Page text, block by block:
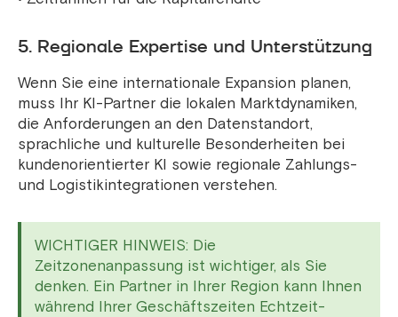
5. Regionale Expertise und Unterstützung
Wenn Sie eine internationale Expansion planen,
muss Ihr KI-Partner die lokalen Marktdynamiken,
die Anforderungen an den Datenstandort,
sprachliche und kulturelle Besonderheiten bei
kundenorientierter KI sowie regionale Zahlungs-
und Logistikintegrationen verstehen.
WICHTIGER HINWEIS: Die
Zeitzonenanpassung ist wichtiger, als Sie
denken. Ein Partner in Ihrer Region kann Ihnen
während Ihrer Geschäftszeiten Echtzeit-